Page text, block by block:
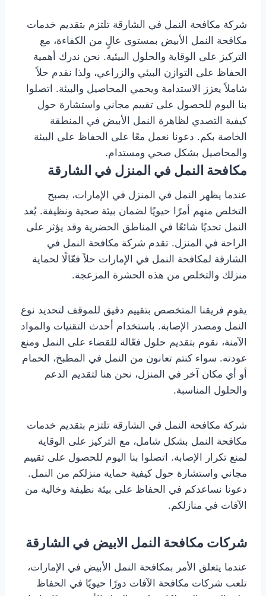
شركة مكافحة النمل في الشارقة تلتزم بتقديم خدمات
مكافحة النمل الأبيض بمستوى عالٍ من الكفاءة، مع
التركيز على الوقاية والحلول البيئية. نحن ندرك أهمية
الحفاظ على التوازن البيئي والزراعي، ولذا نقدم حلاً
شاملاً يعزز الاستدامة ويحمي المحاصيل والبيئة. اتصلوا
بنا اليوم للحصول على تقييم مجاني واستشارة حول
كيفية التصدي لظاهرة النمل الأبيض في المنطقة
الخاصة بكم. دعونا نعمل معًا على الحفاظ على البيئة
والمحاصيل بشكل صحي ومستدام.
مكافحة النمل في المنزل في الشارقة
عندما يظهر النمل في المنزل في الإمارات، يصبح
التخلص منهم أمرًا حيويًا لضمان بيئة صحية ونظيفة. يُعد
النمل تحديًا شائعًا في المناطق الحضرية وقد يؤثر على
الراحة في المنزل. تقدم شركة مكافحة النمل في
الشارقة لمكافحة النمل في الإمارات حلاً فعّالًا لحماية
منزلك والتخلص من هذه الحشرة المزعجة.
يقوم فريقنا المتخصص بتقييم دقيق للموقف لتحديد نوع
النمل ومصدر الإصابة. باستخدام أحدث التقنيات والمواد
الآمنة، نقوم بتقديم حلول فعّالة للقضاء على النمل ومنع
عودته. سواء كنتم تعانون من النمل في المطبخ، الحمام
أو أي مكان آخر في المنزل، نحن هنا لتقديم الدعم
والحلول المناسبة.
شركة مكافحة النمل في الشارقة تلتزم بتقديم خدمات
مكافحة النمل بشكل شامل، مع التركيز على الوقاية
لمنع تكرار الإصابة. اتصلوا بنا اليوم للحصول على تقييم
مجاني واستشارة حول كيفية حماية منزلكم من النمل.
دعونا نساعدكم في الحفاظ على بيئة نظيفة وخالية من
الآفات في منازلكم.
شركات مكافحة النمل الابيض في الشارقة
عندما يتعلق الأمر بمكافحة النمل الأبيض في الإمارات،
تلعب شركات مكافحة الآفات دورًا حيويًا في الحفاظ